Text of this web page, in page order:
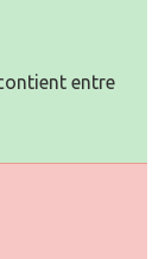
entre